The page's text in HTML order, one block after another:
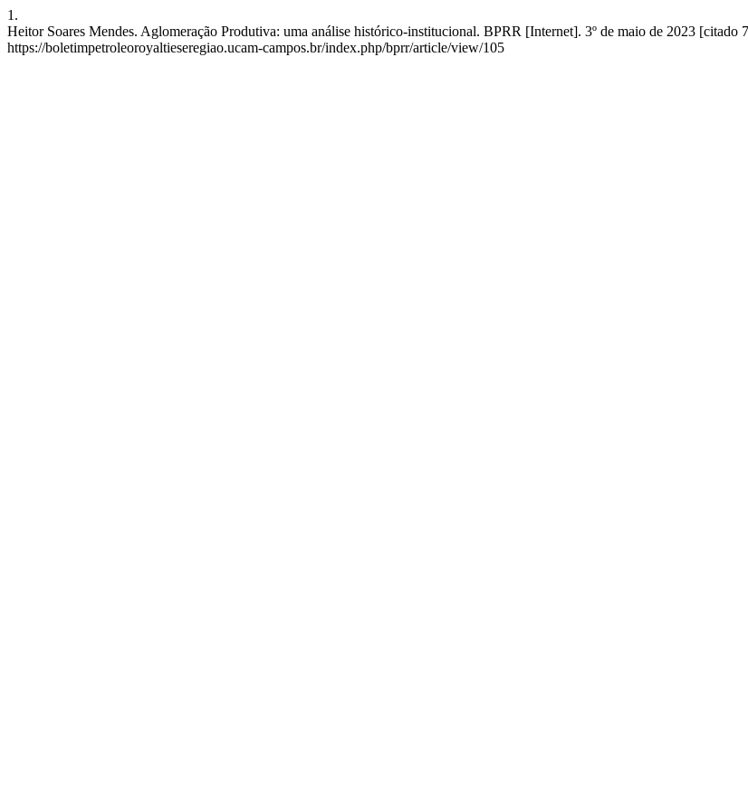
1.
Heitor Soares Mendes. Aglomeração Produtiva: uma análise histórico-institucional. BPRR [Internet]. 3º de maio de 2023 [citado
https://boletimpetroleoroyaltieseregiao.ucam-campos.br/index.php/bprr/article/view/105